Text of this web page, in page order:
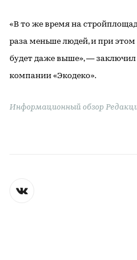
«В то же время на
раза меньше людей, и при этом
будет даже выше», — заключил
компании «Экодеко».
Информационный обзор